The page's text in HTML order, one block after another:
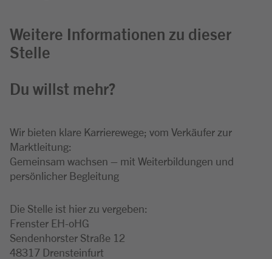
Weitere Informationen zu dieser
Stelle
Du willst mehr?
Wir bieten klare Karrierewege; vom Verkäufer zur
Marktleitung:
Gemeinsam wachsen – mit Weiterbildungen und
persönlicher Begleitung
Die Stelle ist hier zu vergeben:
Frenster EH-oHG
Sendenhorster Straße 12
48317 Drensteinfurt